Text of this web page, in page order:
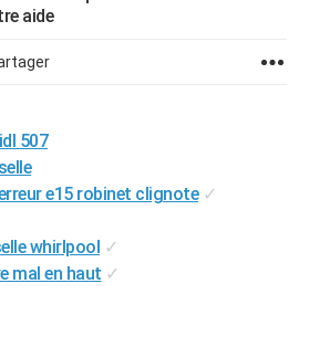
aide
507
e15 robinet clignote ✓
whirlpool ✓
mal en haut ✓